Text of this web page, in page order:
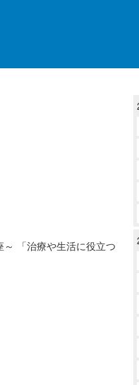
「治療や生活に役立つ